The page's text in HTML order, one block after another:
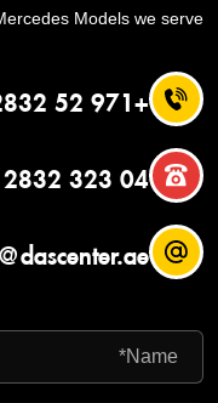
Models we serve.
+971 52 3232832
04 323 2832